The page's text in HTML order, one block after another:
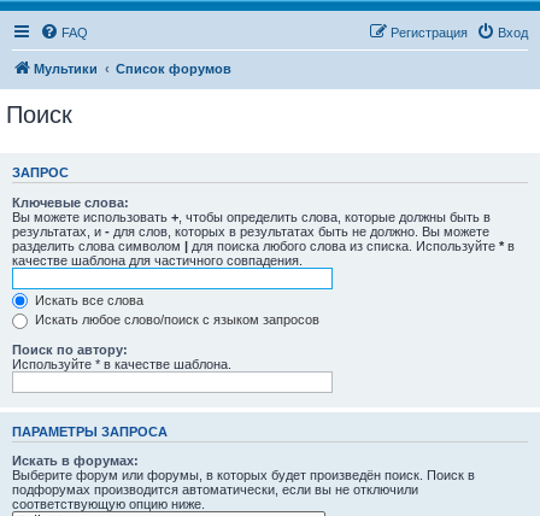
FAQ Вход
Регистрация
Мультики Список форумов
Поиск
ЗАПРОС
Ключевые слова:
Вы можете использовать + , чтобы определить слова, которые должны быть в
результатах, и - для слов, которых в результатах быть не должно. Вы можете
разделить слова символом | для поиска любого слова из списка. Используйте * в
качестве шаблона для частичного совпадения.
Искать все слова
Искать любое слово/поиск с языком запросов
Поиск по автору:
Используйте * в качестве шаблона.
ПАРАМЕТРЫ ЗАПРОСА
Искать в форумах:
Выберите форум или форумы, в которых будет произведён поиск. Поиск в
подфорумах производится автоматически, если вы не отключили
соответствующую опцию ниже.